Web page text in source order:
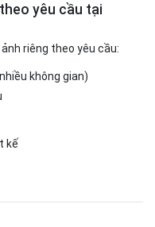
yêu cầu tại
riêng theo yêu cầu:
không gian)
kế